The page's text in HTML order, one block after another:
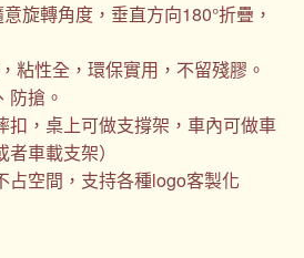
旋轉角度，垂直方向180°折疊，
粘性全，環保實用，不留殘膠。
防搶。
扣，桌上可做支撐架，車內可做車
車載支架）
占空間，支持各種logo客製化